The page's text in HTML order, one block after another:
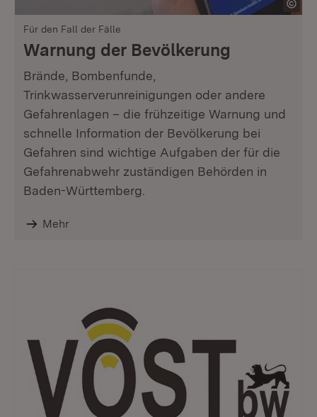
Für den Fall der Fälle
Warnung der Bevölkerung
Brände, Bombenfunde,
Trinkwasserverunreinigungen oder andere
Gefahrenlagen – die frühzeitige Warnung und
schnelle Information der Bevölkerung bei
Gefahren sind wichtige Aufgaben der für die
Gefahrenabwehr zuständigen Behörden in
Baden-Württemberg.
Mehr